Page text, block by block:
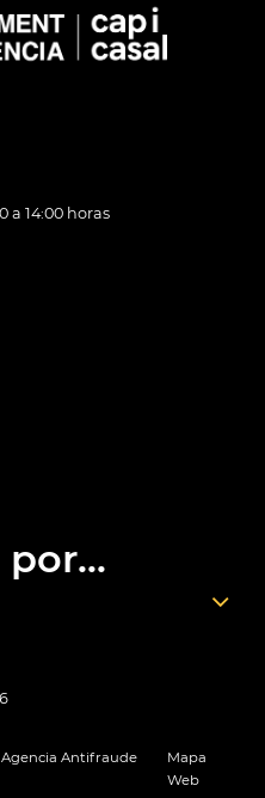
a 14:00 horas
Agencia Antifraude
Mapa
Web